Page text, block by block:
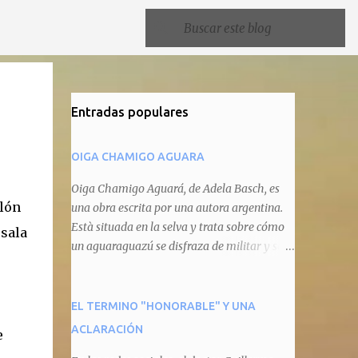
Entradas populares
OIGA CHAMIGO AGUARA
Oiga Chamigo Aguará, de Adela Basch, es
una obra escrita por una autora argentina.
Està situada en la selva y trata sobre cómo
un aguaraguazú se disfraza de militar y se
animal que pretenda circular por ahí. En
primera instancia aparece Teteu, el tero,
EL TERMINO "HONORABLE" Y UNA
ACLARACIÓN